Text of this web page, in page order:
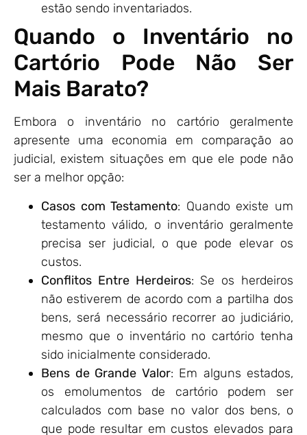
estão sendo inventariados.
Quando o Inventário no
Cartório Pode Não Ser
Mais Barato?
Embora o inventário no cartório geralmente
apresente uma economia em comparação ao
judicial, existem situações em que ele pode não
ser a melhor opção:
Casos com Testamento: Quando existe um
testamento válido, o inventário geralmente
precisa ser judicial, o que pode elevar os
custos.
Conflitos Entre Herdeiros: Se os herdeiros
não estiverem de acordo com a partilha dos
bens, será necessário recorrer ao judiciário,
mesmo que o inventário no cartório tenha
sido inicialmente considerado.
Bens de Grande Valor: Em alguns estados,
os emolumentos de cartório podem ser
calculados com base no valor dos bens, o
que pode resultar em custos elevados para